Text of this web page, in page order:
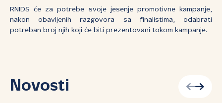
RNIDS će za potrebe svoje jesenje promotivne kampanje,
nakon obavljenih razgovora sa finalistima, odabrati
potreban broj njih koji će biti prezentovani tokom kampanje.
Novosti